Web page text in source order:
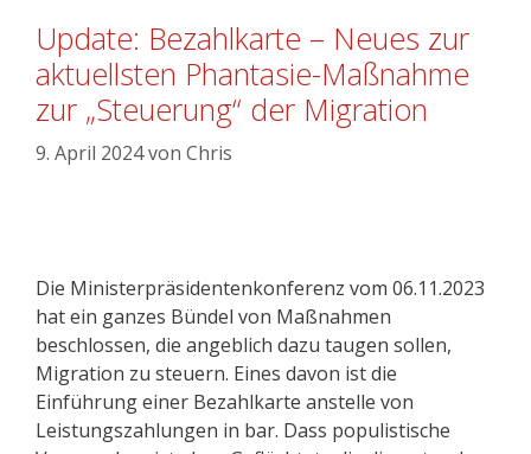
Update: Bezahlkarte – Neues zur
aktuellsten Phantasie-Maßnahme
zur „Steuerung“ der Migration
9. April 2024von Chris
Die Ministerpräsidentenkonferenz vom 06.11.2023
hat ein ganzes Bündel von Maßnahmen
beschlossen, die angeblich dazu taugen sollen,
Migration zu steuern. Eines davon ist die
Einführung einer Bezahlkarte anstelle von
Leistungszahlungen in bar. Dass populistische